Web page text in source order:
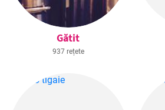
Gătit
937 rețete